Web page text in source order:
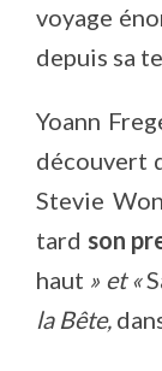
voyage
depuis sa
Yoann
découvert
Stevie
tard son
haut » et «
la Bête,